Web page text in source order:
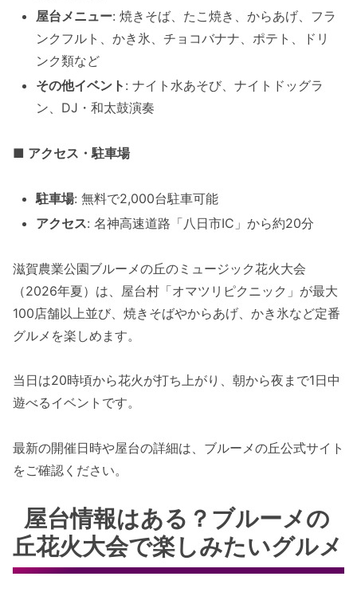
屋台メニュー: 焼きそば、たこ焼き、からあげ、フラ
ンクフルト、かき氷、チョコバナナ、ポテト、ドリ
ンク類など
その他イベント : ナイト水あそび、ナイトドッグラ
ン、DJ・和太鼓演奏
■ アクセス・駐車場
駐車場: 無料で2,000台駐車可能
アクセス: 名神高速道路「八日市IC」から約20分
滋賀農業公園ブルーメの丘のミュージック花火大会
（2026年夏）は、屋台村「オマツリピクニック」が最大
100店舗以上並び、焼きそばやからあげ、かき氷など定番
グルメを楽しめます。
当日は20時頃から花火が打ち上がり、朝から夜まで1日中
遊べるイベントです。
最新の開催日時や屋台の詳細は、ブルーメの丘公式サイト
をご確認ください。
屋台情報はある？ブルーメの
丘花火大会で楽しみたいグルメ